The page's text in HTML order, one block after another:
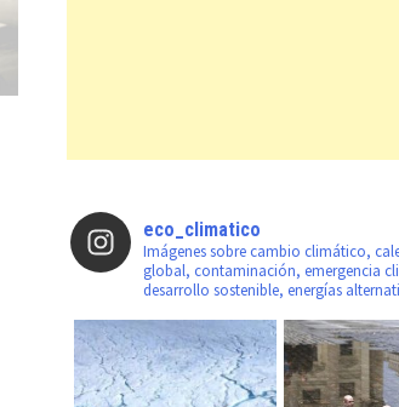
eco_climatico
Imágenes sobre cambio climático,
global, contaminación, emergencia
desarrollo sostenible, energías